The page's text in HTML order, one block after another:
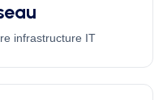
infrastructure IT